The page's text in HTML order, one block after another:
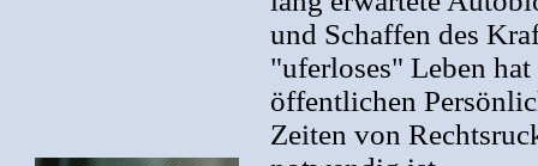
und Schaffen des
"uferloses" Leben
öffentlichen
Zeiten von